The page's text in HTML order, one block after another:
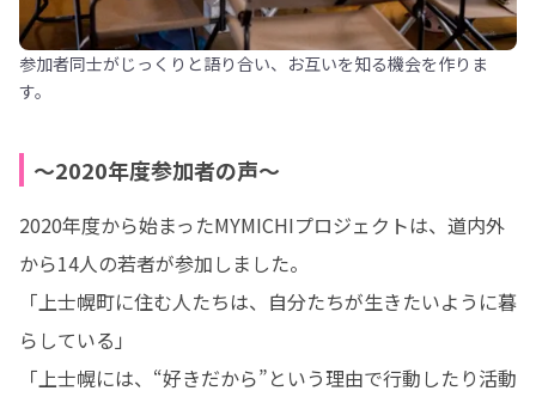
参加者同士がじっくりと語り合い、お互いを知る機会を作りま
す。
～2020年度参加者の声～
2020年度から始まったMYMICHIプロジェクトは、道内外
から14人の若者が参加しました。
「上士幌町に住む人たちは、自分たちが生きたいように暮
らしている」
「上士幌には、“好きだから”という理由で行動したり活動